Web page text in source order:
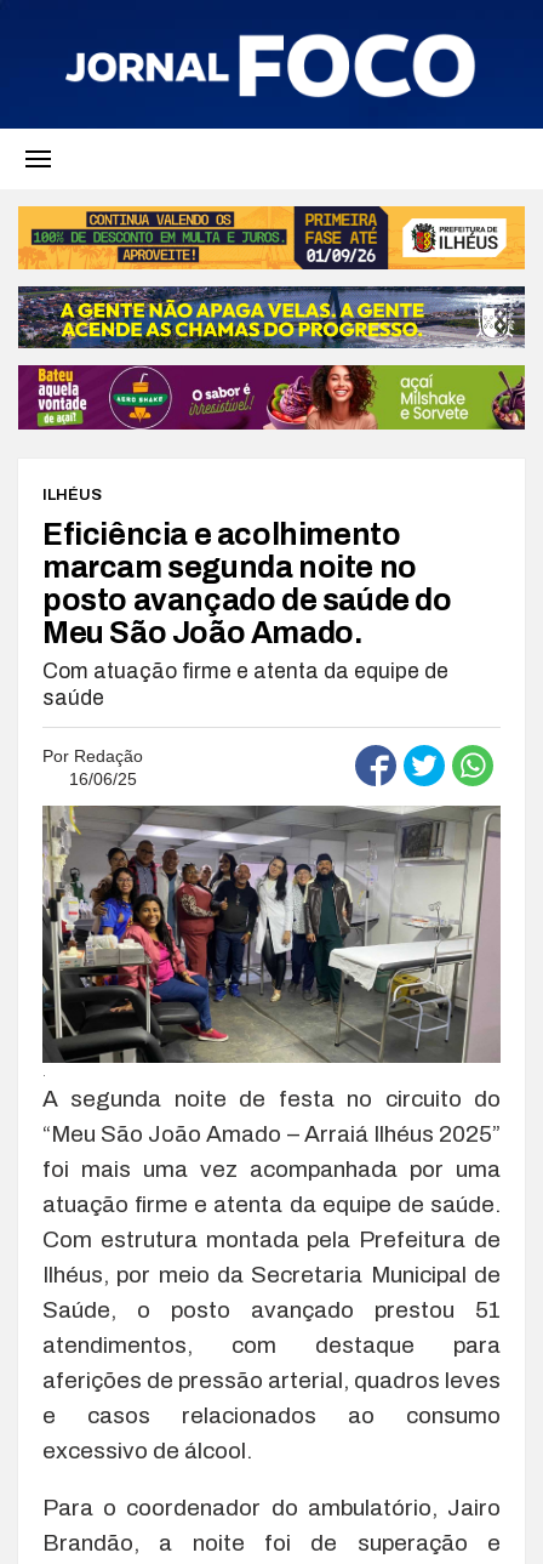
ILHÉUS
Eficiência e acolhimento
marcam segunda noite no
posto avançado de saúde do
Meu São João Amado.
Com atuação firme e atenta da equipe de
saúde
Por Redação
16/06/25
.
A segunda noite de festa no circuito do
“Meu São João Amado – Arraiá Ilhéus 2025”
foi mais uma vez acompanhada por uma
atuação firme e atenta da equipe de saúde.
Com estrutura montada pela Prefeitura de
Ilhéus, por meio da Secretaria Municipal de
Saúde, o posto avançado prestou 51
atendimentos, com destaque para
aferições de pressão arterial, quadros leves
e casos relacionados ao consumo
excessivo de álcool.
Para o coordenador do ambulatório, Jairo
Brandão, a noite foi de superação e